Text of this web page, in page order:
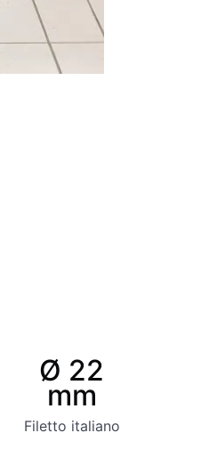
Ø 22
mm
Filetto italiano